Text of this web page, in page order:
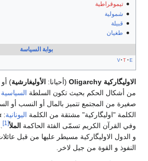
تيموقراطية
شمولية
قبيلة
طغيان
بوابة السياسة
v t e
الاوليگاركية Oligarchy (أحيانا: الأوليغارشية) أو
من أشكال الحكم بحيث تكون السلطة السياسية
صغيرة من المجتمع تتميز بالمال أو النسب أو
الكلمة "اوليگاركية" مشتقة من الكلمة اليونانية: ὀλιγαρχία
وفي القرآن الكريم تسمّى الفئة الحاكمة الملأ[1]
و الدول الاوليگاركية مسيطر عليها من قبل
النفوذ و القوة من جيل لاخر.